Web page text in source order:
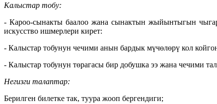
Калыстар тобу:
- Кароо-сынакты баалоо жана сынактын жыйынтыгын
искусство ишмерлери кирет:
- Калыстар тобунун чечими анын бардык мүчөлөрү кол
- Калыстар тобунун төрагасы бир добушка ээ жана чечими
Негизги талаптар:
Берилген билетке так, туура жооп бергендиги;